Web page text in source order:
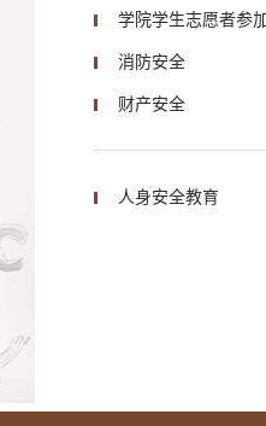
学院学生志愿者参
消防安全
财产安全
人身安全教育